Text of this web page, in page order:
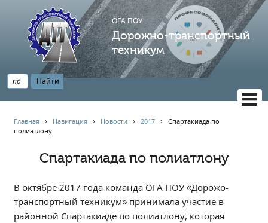
ОГА ПОУ
Дорожно-транспортный
техникум
НАВИГАЦИЯ
Главная
АБИТУРИЕНТУ
Опрос по качеству образования
Главная › Навигация › Новости ›2017 ›Спартакиада по
полиатлону
Спартакиада по полиатлону
В октябре 2017 года команда ОГА ПОУ «Дорожо-
транспортный техникум» принимала участие в
районной Спартакиаде по полиатлону, которая